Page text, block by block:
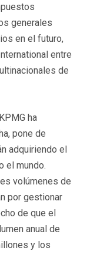
generales
en el futuro,
entre
de
ha
pone de
adquiriendo el
el mundo.
volúmenes de
por gestionar
de que el
anual de
y los